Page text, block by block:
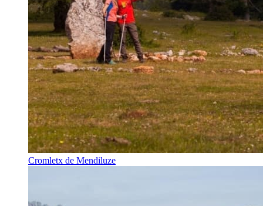
Cromletx de Mendiluze